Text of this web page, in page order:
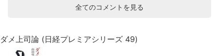
全てのコメントを見る
ダメ上司論 (日経プレミアシリーズ 49)